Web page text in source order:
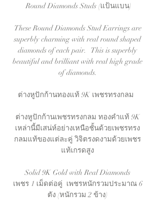
Round Diamonds Studs (แป้นแบน)
These Round Diamonds Stud Earrings are
superbly charming with real round shaped
diamonds of each pair. This is superbly
beautiful and brilliant with real high grade
of diamonds.
ต่างหูปักก้านทองแท้ 9K เพชรทรงกลม
ต่างหูปักก้านเพชรทรงกลม ทองคำแท้ 9K
เหล่านี้มีเสน่ห์อย่างเหนือชั้นด้วยเพชรทรง
กลมแท้ของแต่ละคู่ วิจิตรงดงามด้วยเพชร
แท้เกรดสูง
Solid 9K Gold with Real Diamonds
เพชร 1 เม็ดต่อคู่ เพชรหนักรวมประมาณ 6
ตัง (หนักรวม 2 ข้าง)